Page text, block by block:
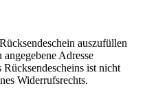
auszufüllen
Adresse
ist nicht
Widerrufsrechts.